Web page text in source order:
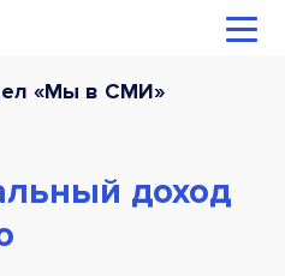
«Мы в СМИ»
доход